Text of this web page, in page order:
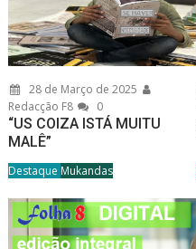
28 de Março de 2025
Redacção F8
0
“US COIZA ISTÁ MUITU
MALÊ”
Destaque Mukandas